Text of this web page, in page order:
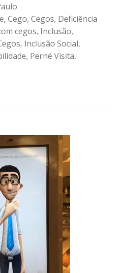
, Cego, Cegos, Deficiência
cegos, Inclusão,
, Inclusão Social,
, Perné Visita,